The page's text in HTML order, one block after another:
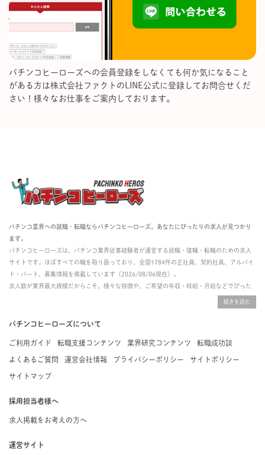
パチンコヒーローズへの会員登録をしなくても何か気になること
がある方は株式会社ファクトのLINE公式に登録してお問合せくだ
さい！様々なお仕事をご案内しております。
パチンコ業界への就職・転職ならパチンコヒーローズ。あなたにぴったりの求人が見つかり
ます。
パチンコヒーローズは、パチンコ業界従事経験者が運営する就職・復職・転職のための求人
サイトです。ほぼすべての職を取り扱っており、全国1784件の正社員、契約社員、アルバイ
ト・パート、募集情報を掲載しています（2026/08/06現在）。
求人数が業界最大規模だからこそ、様々な特徴や、ご希望の年収・時給・月給などでぴった
掲載している求人は、すべて契約法人様から寄せられた正規の求人情報です。応募いただい
た内容はすぐに直接事業所に届くためスムーズに転職・復職できます。
パチンコヒーローズについて
ご利用ガイド 転職支援コンテンツ 業界研究コンテンツ 転職成功談
よくあるご質問 運営会社情報 プライバシーポリシー サイトポリシー
サイトマップ
採用担当者様へ
求人掲載をお考えの方へ
運営サイト